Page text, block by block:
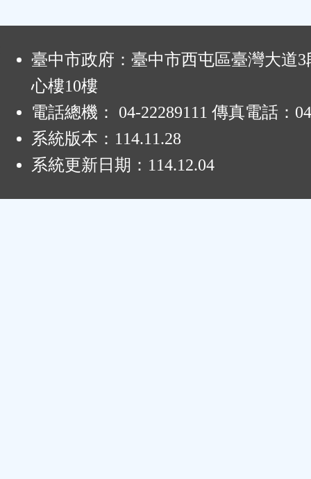
臺中市政府：臺中市西屯區臺灣大道3
心樓10樓
電話總機： 04-22289111 傳真電話：
系統版本： 114.11.28
系統更新日期： 114.12.04